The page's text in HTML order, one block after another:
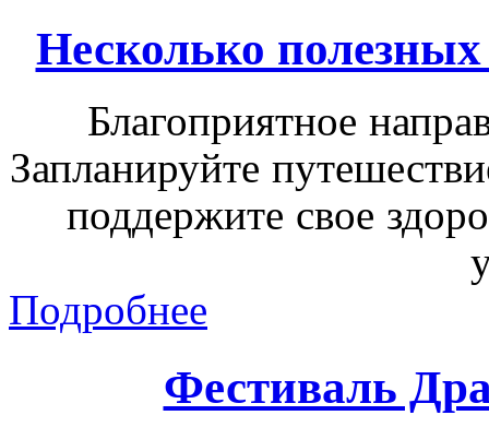
Несколько полезных
Благоприятное
Запланируйте
поддержите свое
Подробнее
Фестиваль